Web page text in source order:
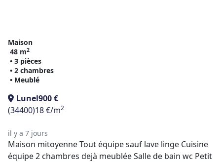
Maison
48 m2
• 3 pièces
• 2 chambres
• Meublé
Lunel900 €
(34400)18 €/m2
il y a 7 jours
Maison mitoyenne Tout équipe sauf lave linge Cuisine
équipe 2 chambres dejà meublée Salle de bain wc Petit